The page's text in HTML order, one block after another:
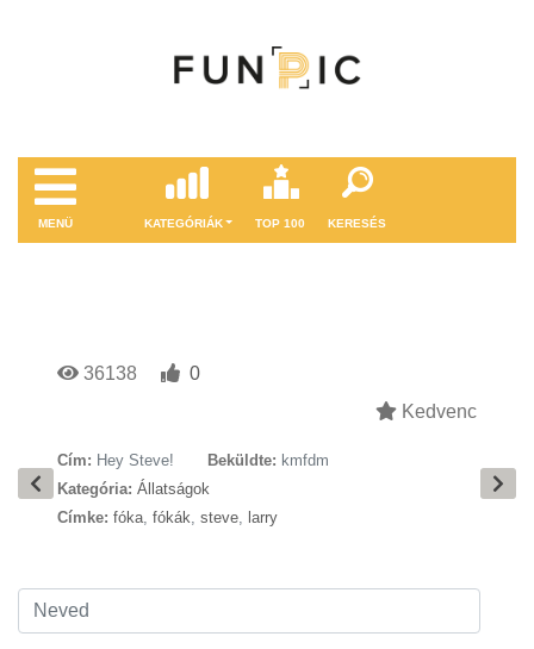
MENÜ KATEGÓRIÁK TOP 100 KERESÉS
36138
0
Kedvenc
Cím: Hey Steve! Beküldte: kmfdm
Kategória: Állatságok
Címke: fóka, fókák, steve, larry